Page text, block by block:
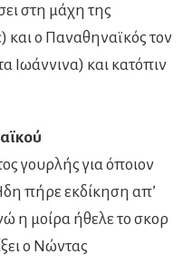
στη μάχη της
ο Παναθηναϊκός τον
Ιωάννινα) και κατόπιν
γουρλής για όποιον
πήρε εκδίκηση απ’
η μοίρα ήθελε το σκορ
ο Νώντας